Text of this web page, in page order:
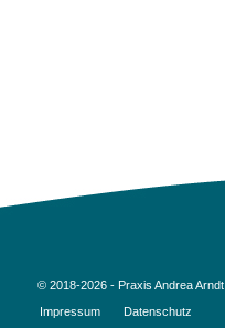
© 2018-2026 - Praxis Andrea Arndt
Impressum
Datenschutz